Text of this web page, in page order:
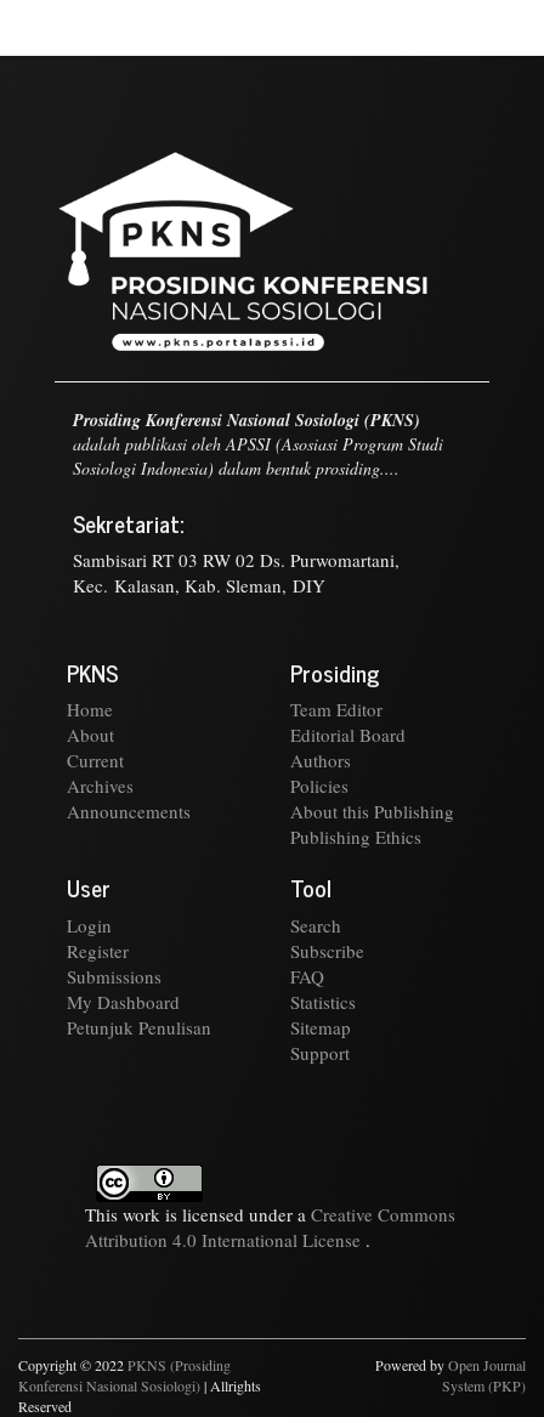
Prosiding Konferensi Nasional Sosiologi (PKNS)
adalah publikasi oleh APSSI (Asosiasi Program Studi
Sosiologi Indonesia) dalam bentuk prosiding....
Sekretariat:
Sambisari RT 03 RW 02 Ds. Purwomartani,
Kec. Kalasan, Kab. Sleman, DIY
PKNS
Home
About
Current
Archives
Announcements
Prosiding
Team Editor
Editorial Board
Authors
Policies
About this Publishing
Publishing Ethics
User
Login
Register
Submissions
My Dashboard
Petunjuk Penulisan
Tool
Search
Subscribe
FAQ
Statistics
Sitemap
Support
This work is licensed under a Creative Commons
Attribution 4.0 International License .
Copyright © 2022PKNS (Prosiding
Konferensi Nasional Sosiologi)| Allrights
Reserved
Powered byOpen Journal
System (PKP)